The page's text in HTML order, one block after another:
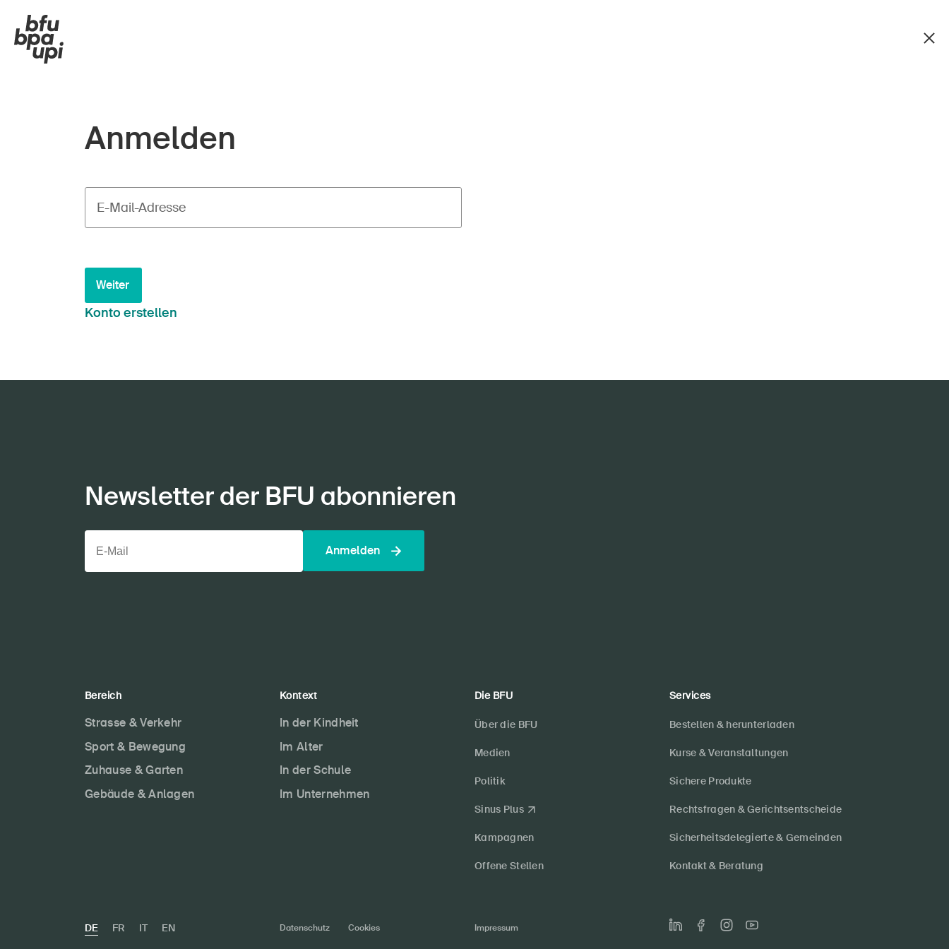
Anmelden
E-Mail-Adresse
Weiter
Konto erstellen
Newsletter der BFU abonnieren
Anmelden
Bereich
Strasse & Verkehr
Sport & Bewegung
Zuhause & Garten
Gebäude & Anlagen
Kontext
In der Kindheit
Im Alter
In der Schule
Im Unternehmen
Die BFU
Über die BFU
Medien
Politik
Sinus Plus
Kampagnen
Offene Stellen
Services
Bestellen & herunterladen
Kurse & Veranstaltungen
Sichere Produkte
Rechtsfragen & Gerichtsentscheide
Sicherheitsdelegierte & Gemeinden
Kontakt & Beratung
DE FR IT EN Datenschutz Cookies Impressum